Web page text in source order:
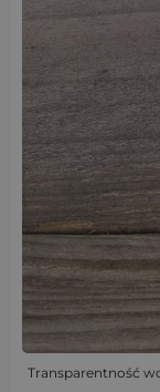
Transparentność